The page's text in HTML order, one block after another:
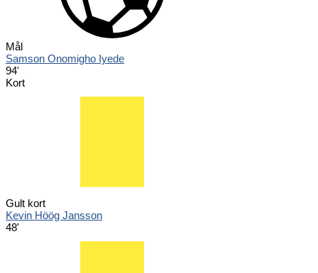
Mål
Samson Onomigho Iyede
94'
Kort
Gult kort
Kevin Höög Jansson
48'